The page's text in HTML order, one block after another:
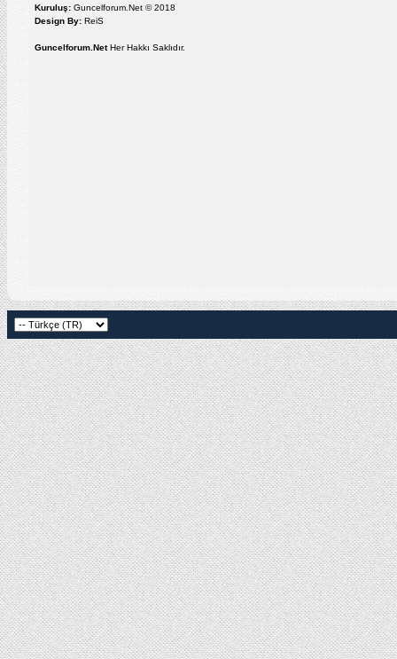
Kuruluş: Guncelforum.Net © 2018
Design By: ReiS
Guncelforum.NetHer Hakkı Saklıdır.